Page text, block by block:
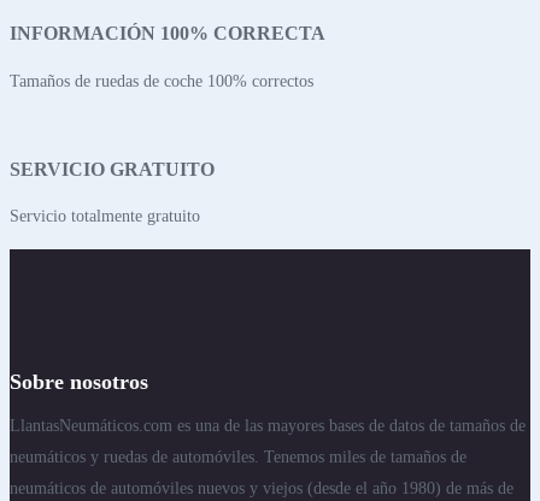
INFORMACIÓN 100% CORRECTA
Tamaños de ruedas de coche 100% correctos
SERVICIO GRATUITO
Servicio totalmente gratuito
Sobre nosotros
LlantasNeumáticos.com es una de las mayores bases de datos de tamaños de
neumáticos y ruedas de automóviles. Tenemos miles de tamaños de
neumáticos de automóviles nuevos y viejos (desde el año 1980) de más de